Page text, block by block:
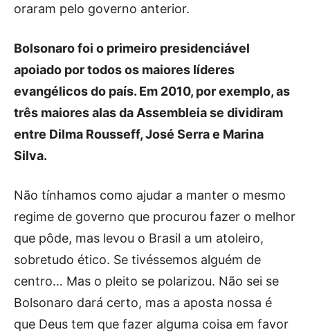
oraram pelo governo anterior.
Bolsonaro foi o primeiro presidenciável
apoiado por todos os maiores líderes
evangélicos do país. Em 2010, por exemplo, as
três maiores alas da Assembleia se dividiram
entre Dilma Rousseff, José Serra e Marina
Silva.
Não tínhamos como ajudar a manter o mesmo
regime de governo que procurou fazer o melhor
que pôde, mas levou o Brasil a um atoleiro,
sobretudo ético. Se tivéssemos alguém de
centro… Mas o pleito se polarizou. Não sei se
Bolsonaro dará certo, mas a aposta nossa é
que Deus tem que fazer alguma coisa em favor